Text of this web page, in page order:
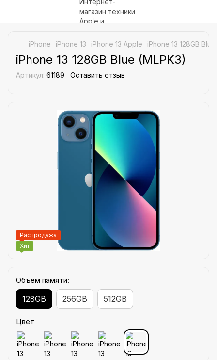
iPhone iPhone 13 iPhone 13 Apple iPhone 13 128GB
iPhone 13 128GB Blue (MLPK3)
Артикул: 61189 Оставить отзыв
Распродажа
Хит
Объем памяти:
128GB 256GB 512GB
Цвет